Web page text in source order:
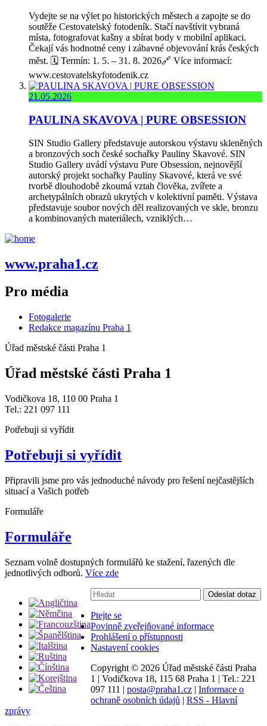
Vydejte se na výlet po historických městech a zapojte se do
soutěže Cestovatelský fotodeník. Stačí navštívit vybraná
místa, fotografovat kašny a sbírat body v mobilní aplikaci.
Čekají vás hodnotné ceny i zábavné objevování krás českých
měst. 🗓️ Termín: 1. 5. – 31. 8. 2026🔗 Více informací:
www.cestovatelskyfotodenik.cz
21.05.2026
PAULINA SKAVOVA | PURE OBSESSION
SIN Studio Gallery představuje autorskou výstavu skleněných
a bronzových soch české sochařky Pauliny Skavové. SIN
Studio Gallery uvádí výstavu Pure Obsession, nejnovější
autorský projekt sochařky Pauliny Skavové, která ve své
tvorbě dlouhodobě zkoumá vztah člověka, zvířete a
archetypálních obrazů ukrytých v kolektivní paměti. Výstava
představuje soubor nových děl realizovaných ve skle, bronzu
a kombinovaných materiálech, vzniklých…
www.praha1.cz
Pro média
Fotogalerie
Redakce magazínu Praha 1
Úřad městské části Praha 1
Úřad městské části Praha 1
Vodičkova 18, 110 00 Praha 1
Tel.: 221 097 111
Potřebuji si vyřídit
Potřebuji si vyřídit
Připravili jsme pro vás jednoduché návody pro řešení nejčastějších
situací a Vašich potřeb
Formuláře
Formuláře
Seznam volně dostupných formulářů ke stažení, řazených dle
jednotlivých odborů. Více zde
Vyhledávání:
Odeslat dotaz
Ptejte se
Povinně zveřejňované informace
Prohlášení o přístupnosti
Nastavení cookies
Copyright © 2026 Úřad městské části Praha
1 | Vodičkova 18, 115 68 Praha 1 | Tel.: 221
097 111 | posta@praha1.cz | Informace o
ochraně osobních údajů | RSS - Hlavní
zprávy